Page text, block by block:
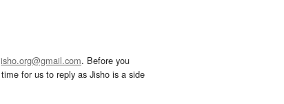
. Before you
for us to reply as Jisho is a side